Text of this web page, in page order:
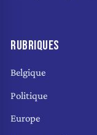
RUBRIQUES
Belgique
Politique
Europe